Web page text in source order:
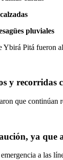
pluviales
Pitá fueron
y recorridas
que continúan
ya que
a las